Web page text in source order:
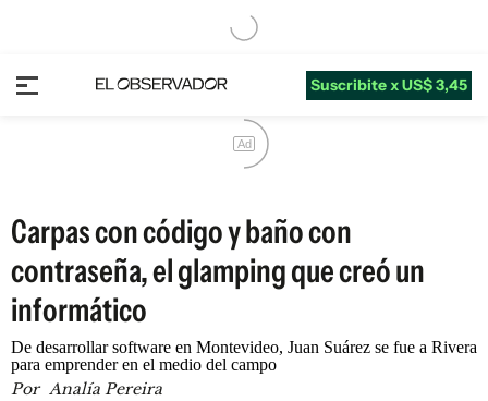
Suscribite x US$ 3,45
Ad
Carpas con código y baño con
contraseña, el glamping que creó un
informático
De desarrollar software en Montevideo, Juan Suárez se fue a Rivera
para emprender en el medio del campo
Por Analía Pereira